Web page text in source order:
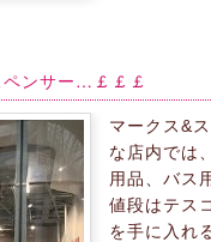
ンサー…￡￡￡
マークス&
な店内では
用品、バス
値段はテス
を手に入れ